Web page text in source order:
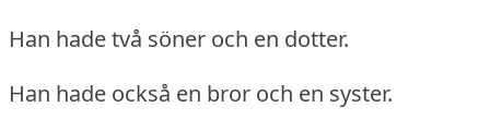
Han hade två söner och en dotter.
Han hade också en bror och en syster.